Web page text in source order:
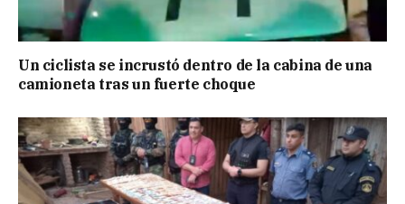
Un ciclista se incrustó dentro de la cabina de una
camioneta tras un fuerte choque